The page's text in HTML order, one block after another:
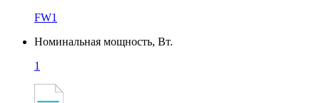
FW1
Номинальная мощность, Вт.
1